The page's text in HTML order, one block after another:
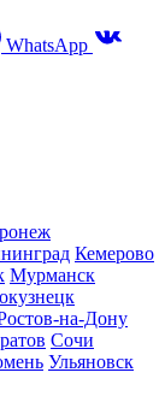
WhatsApp
Кемерово
Мурманск
на-Дону
Сочи
Ульяновск